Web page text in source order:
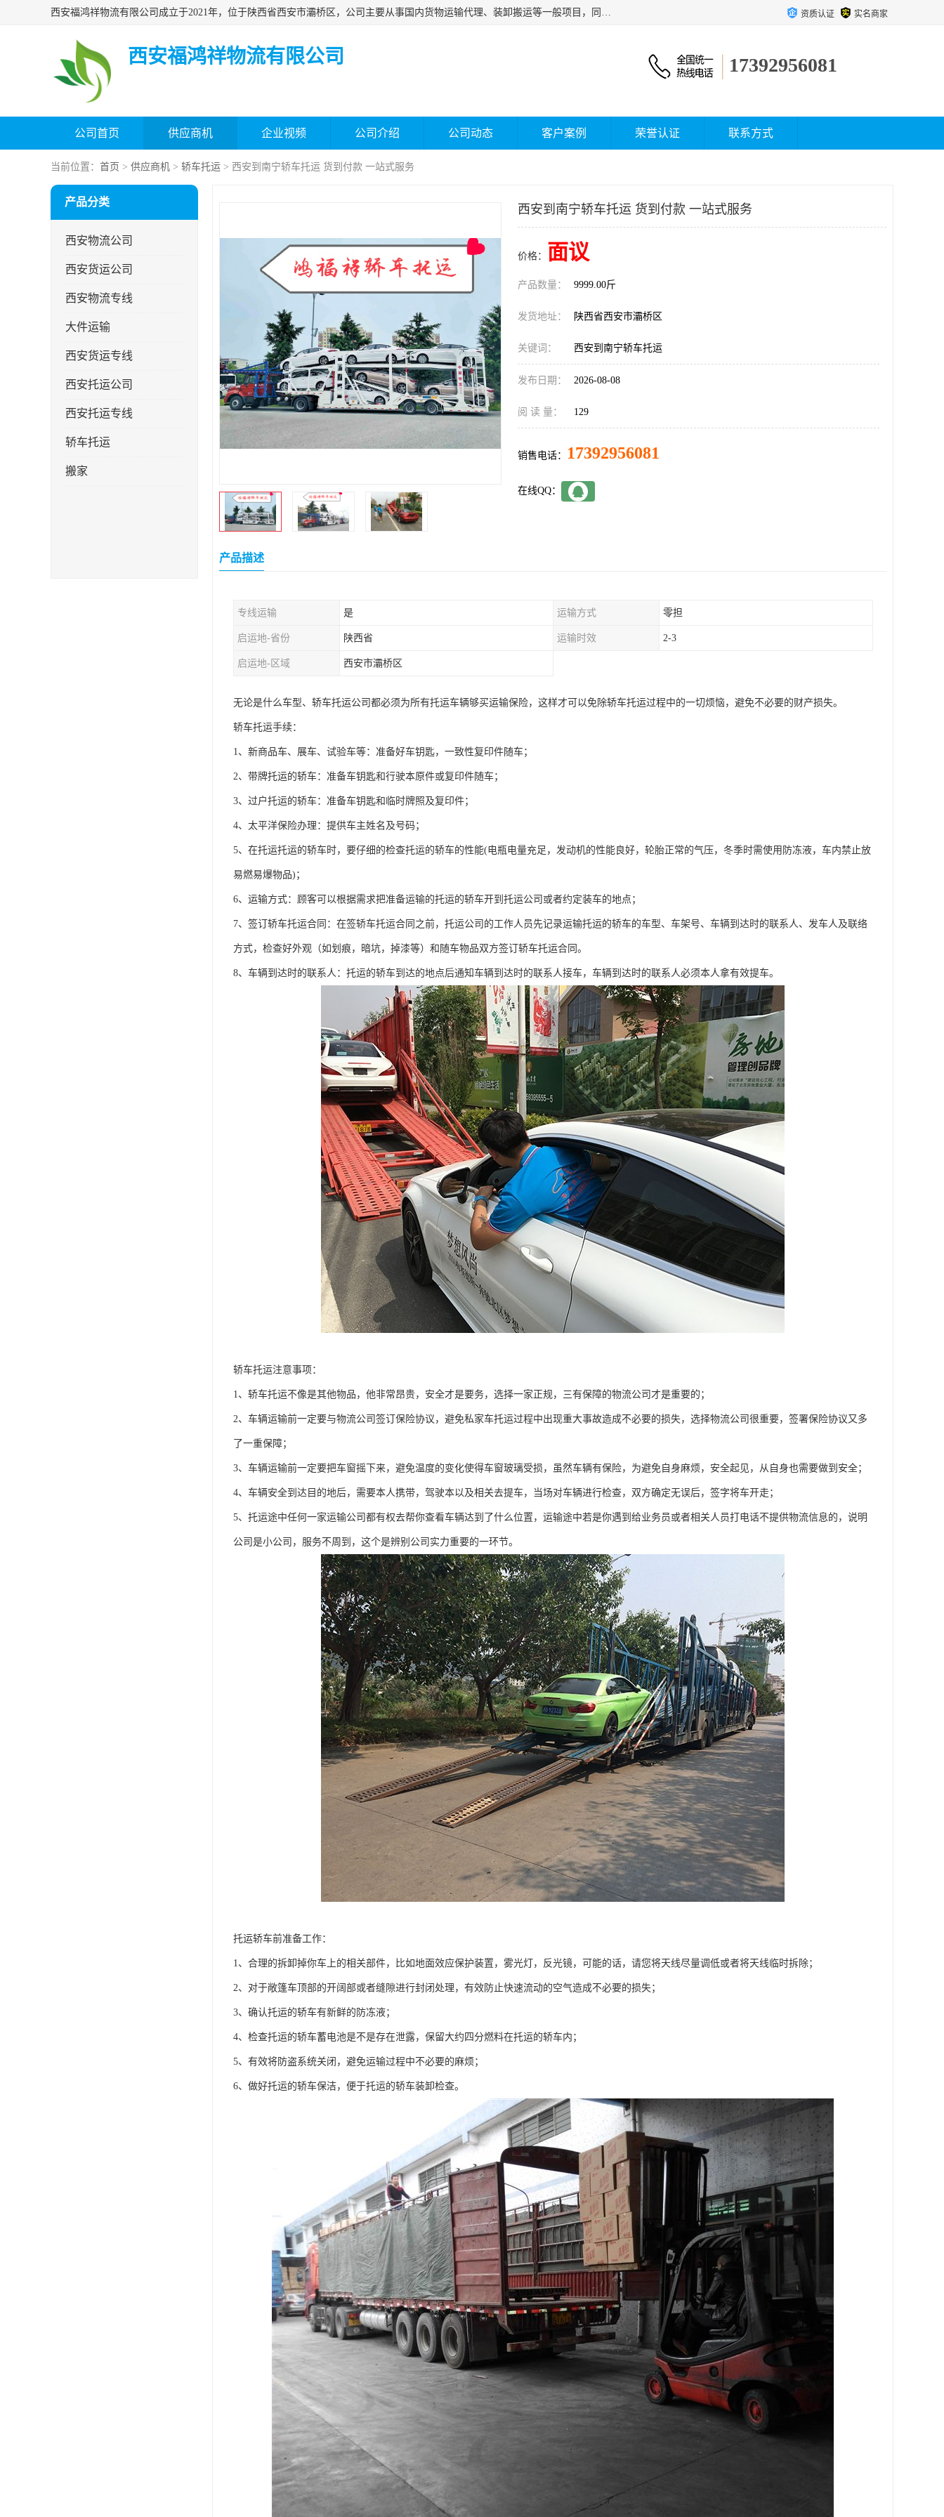
西安福鸿祥物流有限公司成立于2021年，位于陕西省西安市灞桥区，公司主要从事国内货物运输代理、装卸搬运等一般项目，同时具备道路货物运输（不含危险货物）的许可资质。凭借专业的物流服务和*的运输能力，公司致力于为客户提供安全、可靠的物流解决方案，满足多样化的运输需求，助力企业*运营。 资质认证 实名商家
西安福鸿祥物流有限公司 17392956081
公司首页 供应商机 企业视频 公司介绍 公司动态 客户案例 荣誉认证 联系方式
当前位置： 首页 > 供应商机 > 轿车托运 > 西安到南宁轿车托运 货到付款 一站式服务
产品分类
西安物流公司
西安货运公司
西安物流专线
大件运输
西安货运专线
西安托运公司
西安托运专线
轿车托运
搬家
西安到南宁轿车托运 货到付款 一站式服务
价格： 面议
产品数量： 9999.00斤
发货地址： 陕西省西安市灞桥区
关键词： 西安到南宁轿车托运
发布日期： 2026-08-08
阅 读 量： 129
销售电话： 17392956081
在线QQ：
产品描述
专线运输 是 运输方式 零担
启运地-省份 陕西省 运输时效 2-3
启运地-区域 西安市灞桥区
无论是什么车型、轿车托运公司都必须为所有托运车辆够买运输保险，这样才可以免除轿车托运过程中的一切烦恼，避免不必要的财产损失。
轿车托运手续：
1、新商品车、展车、试验车等：准备好车钥匙，一致性复印件随车；
2、带牌托运的轿车：准备车钥匙和行驶本原件或复印件随车；
3、过户托运的轿车：准备车钥匙和临时牌照及复印件；
4、太平洋保险办理：提供车主姓名及号码；
5、在托运托运的轿车时，要仔细的检查托运的轿车的性能(电瓶电量充足，发动机的性能良好，轮胎正常的气压，冬季时需使用防冻液，车内禁止放
易燃易爆物品)；
6、运输方式：顾客可以根据需求把准备运输的托运的轿车开到托运公司或者约定装车的地点；
7、签订轿车托运合同：在签轿车托运合同之前，托运公司的工作人员先记录运输托运的轿车的车型、车架号、车辆到达时的联系人、发车人及联络
方式，检查好外观（如划痕，暗坑，掉漆等）和随车物品双方签订轿车托运合同。
8、车辆到达时的联系人：托运的轿车到达的地点后通知车辆到达时的联系人接车，车辆到达时的联系人必须本人拿有效提车。
轿车托运注意事项：
1、轿车托运不像是其他物品，他非常昂贵，安全才是要务，选择一家正规，三有保障的物流公司才是重要的；
2、车辆运输前一定要与物流公司签订保险协议，避免私家车托运过程中出现重大事故造成不必要的损失，选择物流公司很重要，签署保险协议又多
了一重保障；
3、车辆运输前一定要把车窗摇下来，避免温度的变化使得车窗玻璃受损，虽然车辆有保险，为避免自身麻烦，安全起见，从自身也需要做到安全；
4、车辆安全到达目的地后，需要本人携带，驾驶本以及相关去提车，当场对车辆进行检查，双方确定无误后，签字将车开走；
5、托运途中任何一家运输公司都有权去帮你查看车辆达到了什么位置，运输途中若是你遇到给业务员或者相关人员打电话不提供物流信息的，说明
公司是小公司，服务不周到，这个是辨别公司实力重要的一环节。
托运轿车前准备工作：
1、合理的拆卸掉你车上的相关部件，比如地面效应保护装置，雾光灯，反光镜，可能的话，请您将天线尽量调低或者将天线临时拆除；
2、对于敞篷车顶部的开阔部或者缝隙进行封闭处理，有效防止快速流动的空气造成不必要的损失；
3、确认托运的轿车有新鲜的防冻液；
4、检查托运的轿车蓄电池是不是存在泄露，保留大约四分燃料在托运的轿车内；
5、有效将防盗系统关闭，避免运输过程中不必要的麻烦；
6、做好托运的轿车保洁，便于托运的轿车装卸检查。